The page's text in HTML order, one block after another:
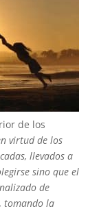
de los
virtud de los
llevados a
sino que el
de
tomando la